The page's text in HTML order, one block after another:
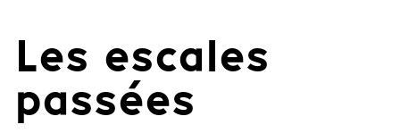
Les escales
passées